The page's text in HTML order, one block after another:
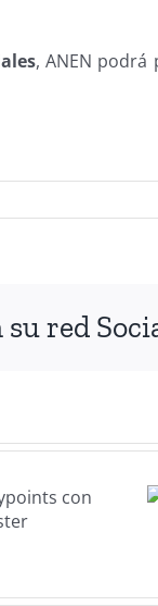
, ANEN podrá
red
2026